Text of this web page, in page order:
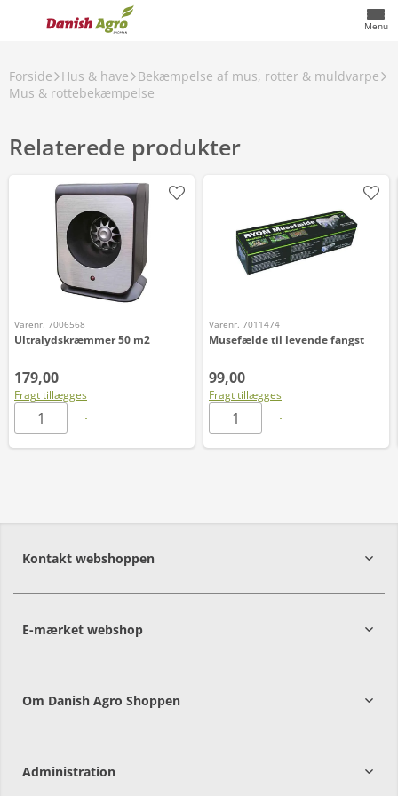
Menu
Forside Hus & have
Bekæmpelse af mus, rotter & muldvarpe
Mus & rottebekæmpelse
Relaterede produkter
Varenr. 7006568
Ultralydskræmmer 50 m2
179,00
Fragt tillægges
Varenr. 7011474
Musefælde til levende fangst
99,00
Fragt tillægges
Kontakt webshoppen
E-mærket webshop
Om Danish Agro Shoppen
Administration